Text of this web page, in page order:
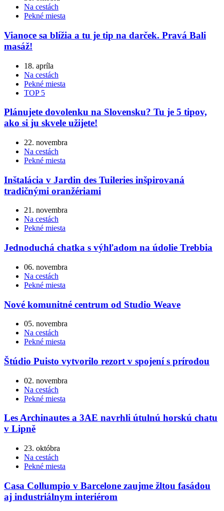
Na cestách
Pekné miesta
Vianoce sa blížia a tu je tip na darček. Pravá Bali
masáž!
18. apríla
Na cestách
Pekné miesta
TOP 5
Plánujete dovolenku na Slovensku? Tu je 5 tipov,
ako si ju skvele užijete!
22. novembra
Na cestách
Pekné miesta
Inštalácia v Jardin des Tuileries inšpirovaná
tradičnými oranžériami
21. novembra
Na cestách
Pekné miesta
Jednoduchá chatka s výhľadom na údolie Trebbia
06. novembra
Na cestách
Pekné miesta
Nové komunitné centrum od Studio Weave
05. novembra
Na cestách
Pekné miesta
Štúdio Puisto vytvorilo rezort v spojení s prírodou
02. novembra
Na cestách
Pekné miesta
Les Archinautes a 3AE navrhli útulnú horskú chatu
v Lipně
23. októbra
Na cestách
Pekné miesta
Casa Collumpio v Barcelone zaujme žltou fasádou
aj industriálnym interiérom